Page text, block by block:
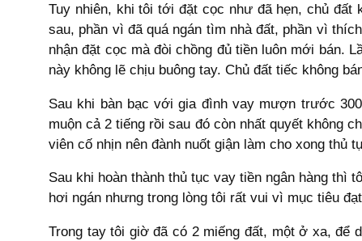
Tuy nhiên, khi tôi tới đặt cọc như đã hẹn, chủ
sau, phần vì đã quá ngán tìm nhà đất, phần vì
nhận đặt cọc mà đòi chồng đủ tiền luôn mới bán.
này không lẽ chịu buông tay. Chủ đất tiếc không
Sau khi bàn bạc với gia đình vay mượn trước
muộn cả 2 tiếng rồi sau đó còn nhất quyết không
viên cố nhịn nên đành nuốt giận làm cho xong thủ
Sau khi hoàn thành thủ tục vay tiền ngân hàng thì
hơi ngán nhưng trong lòng tôi rất vui vì mục tiêu
Trong tay tôi giờ đã có 2 miếng đất, một ở xa, để